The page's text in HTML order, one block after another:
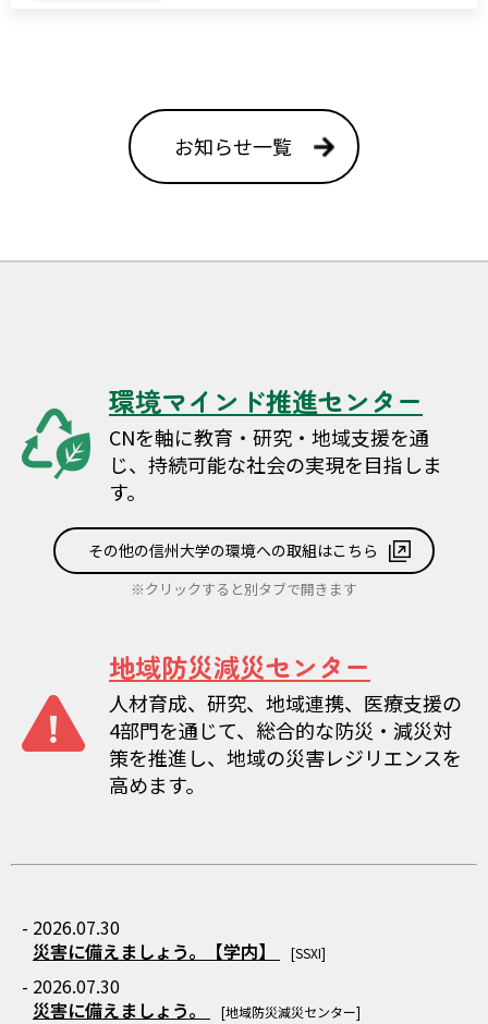
お知らせ一覧
環境マインド推進センター
CNを軸に教育・研究・地域支援を通
じ、持続可能な社会の実現を目指しま
す。
その他の信州大学の環境への取組はこちら
※クリックすると別タブで開きます
地域防災減災センター
人材育成、研究、地域連携、医療支援の
4部門を通じて、総合的な防災・減災対
策を推進し、地域の災害レジリエンスを
高めます。
- 2026.07.30
災害に備えましょう。【学内】
[SSXI]
- 2026.07.30
災害に備えましょう。
[地域防災減災センター]